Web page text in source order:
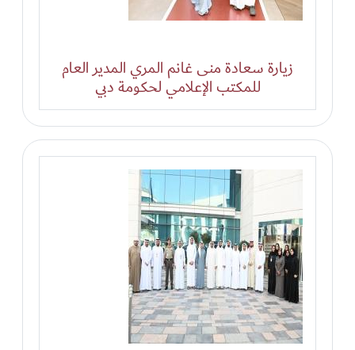
زيارة سعادة منى غانم المري المدير العام
للمكتب الإعلامي لحكومة دبي